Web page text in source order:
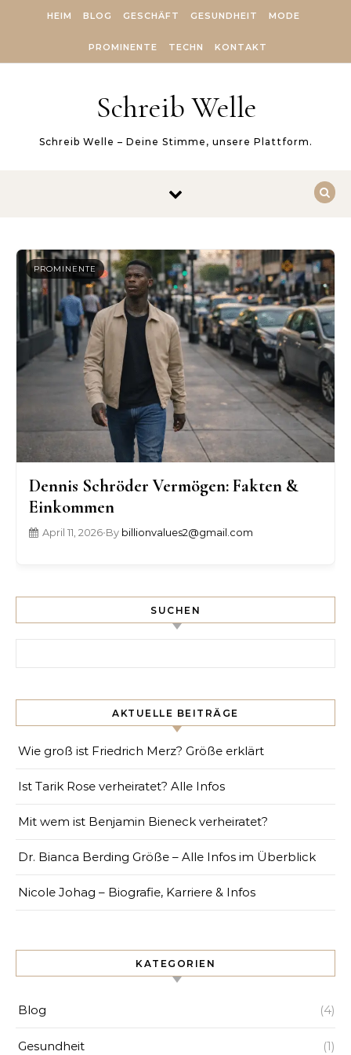
HEIM BLOG GESCHÄFT GESUNDHEIT MODE
PROMINENTE TECHN KONTAKT
Schreib Welle
Schreib Welle – Deine Stimme, unsere Plattform.
PROMINENTE
Dennis Schröder Vermögen: Fakten &
Einkommen
April 11, 2026•By billionvalues2@gmail.com
SUCHEN
AKTUELLE BEITRÄGE
Wie groß ist Friedrich Merz? Größe erklärt
Ist Tarik Rose verheiratet? Alle Infos
Mit wem ist Benjamin Bieneck verheiratet?
Dr. Bianca Berding Größe – Alle Infos im Überblick
Nicole Johag – Biografie, Karriere & Infos
KATEGORIEN
Blog (4)
Gesundheit (1)